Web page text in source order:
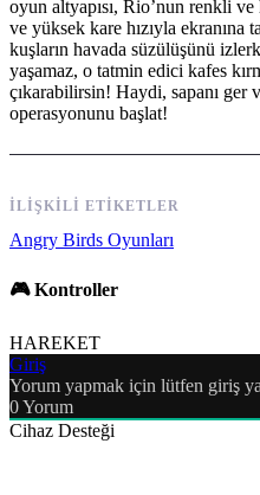
oyun altyapısı, Rio’nun renkli ve
ve yüksek kare hızıyla ekranına
kuşların havada süzülüşünü
yaşamaz, o tatmin edici kafes
çıkarabilirsin! Haydi, sapanı ger
operasyonunu başlat!
İLIŞKILI ETIKETLER
Angry Birds Oyunları
🎮 Kontroller
HAREKET
Giriş
Yorum yapmak için lütfen giriş
0Yorum
Cihaz Desteği